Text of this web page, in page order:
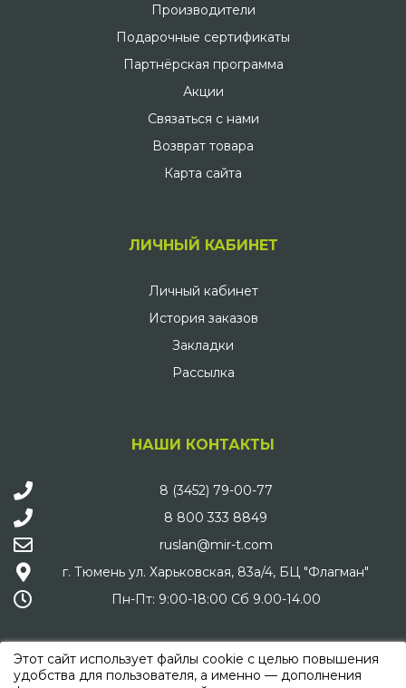
Производители
Подарочные сертификаты
Партнёрская программа
Акции
Связаться с нами
Возврат товара
Карта сайта
ЛИЧНЫЙ КАБИНЕТ
Личный кабинет
История заказов
Закладки
Рассылка
НАШИ КОНТАКТЫ
8 (3452) 79-00-77
8 800 333 8849
ruslan@mir-t.com
г. Тюмень ул. Харьковская, 83а/4, БЦ "Флагман"
Пн-Пт: 9:00-18:00 Сб 9.00-14.00
Этот сайт использует файлы cookie с целью повышения
удобства для пользователя, а именно — дополнения